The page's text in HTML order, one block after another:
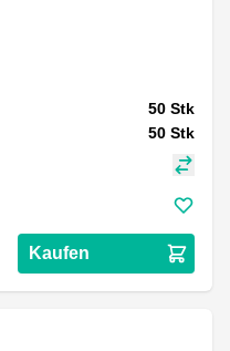
50 Stk
50 Stk
Kaufen